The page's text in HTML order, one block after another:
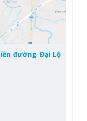
đường Đại Lộ